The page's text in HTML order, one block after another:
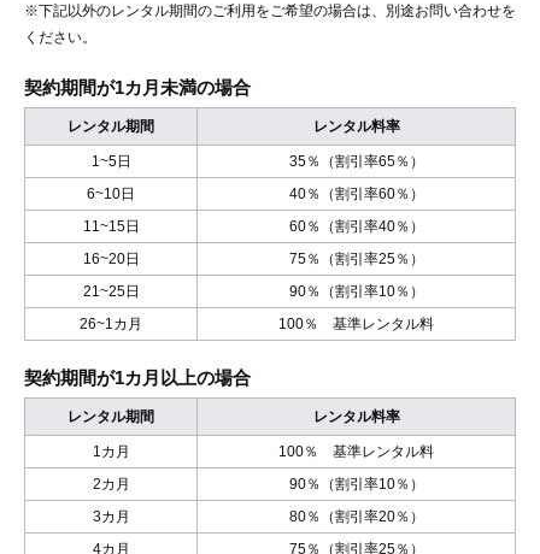
※下記以外のレンタル期間のご利用をご希望の場合は、別途お問い合わせを
ください。
契約期間が1カ月未満の場合
レンタル期間 レンタル料率
1~5日
35％（割引率65％）
6~10日
40％（割引率60％）
11~15日
60％（割引率40％）
16~20日
75％（割引率25％）
21~25日
90％（割引率10％）
26~1カ月
100％ 基準レンタル料
契約期間が1カ月以上の場合
レンタル期間 レンタル料率
1カ月
100％ 基準レンタル料
2カ月
90％（割引率10％）
3カ月
80％（割引率20％）
4カ月
75％（割引率25％）